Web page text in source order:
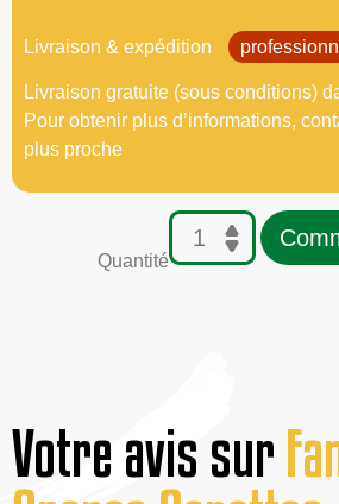
Livraison & expédition
Livraison gratuite (sous conditions)
Pour obtenir plus d’informations,
plus proche
Quantité
Votre avis sur